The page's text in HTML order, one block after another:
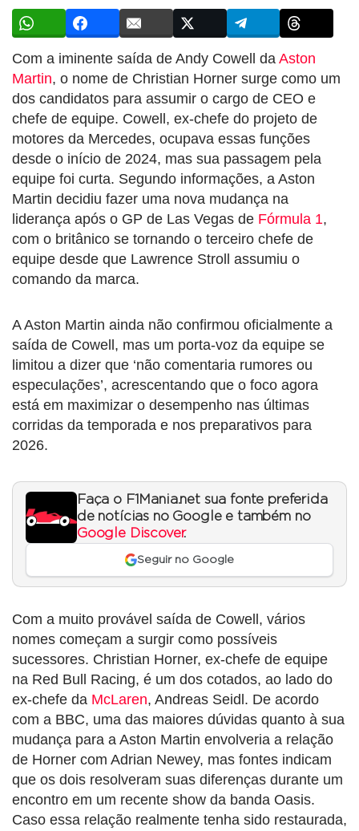
Com a iminente saída de Andy Cowell da Aston
Martin, o nome de Christian Horner surge como um
dos candidatos para assumir o cargo de CEO e
chefe de equipe. Cowell, ex-chefe do projeto de
motores da Mercedes, ocupava essas funções
desde o início de 2024, mas sua passagem pela
equipe foi curta. Segundo informações, a Aston
Martin decidiu fazer uma nova mudança na
liderança após o GP de Las Vegas de Fórmula 1,
com o britânico se tornando o terceiro chefe de
equipe desde que Lawrence Stroll assumiu o
comando da marca.
A Aston Martin ainda não confirmou oficialmente a
saída de Cowell, mas um porta-voz da equipe se
limitou a dizer que ‘não comentaria rumores ou
especulações’, acrescentando que o foco agora
está em maximizar o desempenho nas últimas
corridas da temporada e nos preparativos para
2026.
Faça o F1Mania.net sua fonte preferida
de notícias no Google e também no
Google Discover.
Seguir no Google
Com a muito provável saída de Cowell, vários
nomes começam a surgir como possíveis
sucessores. Christian Horner, ex-chefe de equipe
na Red Bull Racing, é um dos cotados, ao lado do
ex-chefe da McLaren, Andreas Seidl. De acordo
com a BBC, uma das maiores dúvidas quanto à sua
mudança para a Aston Martin envolveria a relação
de Horner com Adrian Newey, mas fontes indicam
que os dois resolveram suas diferenças durante um
encontro em um recente show da banda Oasis.
Caso essa relação realmente tenha sido restaurada,